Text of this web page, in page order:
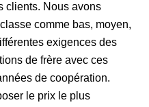
clients. Nous avons
comme bas, moyen,
exigences des
de frère avec ces
de coopération.
le prix le plus